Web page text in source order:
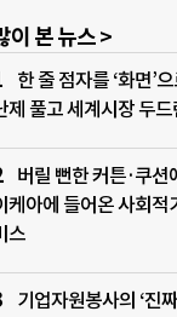
이 본 뉴스 >
한 줄 점자를 ‘화면’
제 풀고 세계시장 두드
버릴 뻔한 커튼·쿠
케아에 들어온 사회적
스
기업자원봉사의 ‘진